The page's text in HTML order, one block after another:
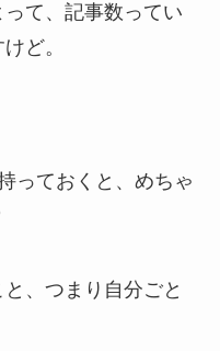
て、記事数ってい
ど。
っておくと、めちゃ
、つまり自分ごと